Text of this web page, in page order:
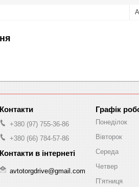
+380 (97) 755-36-86
+380 (66) 784-57-86
avtotorgdrive@gmail.com
Графік
Понеділок
Вівторок
Середа
Четвер
Пʼятниця